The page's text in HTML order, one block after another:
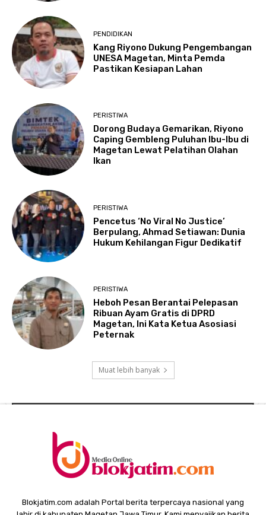
PENDIDIKAN
Kang Riyono Dukung Pengembangan
UNESA Magetan, Minta Pemda
Pastikan Kesiapan Lahan
PERISTIWA
Dorong Budaya Gemarikan, Riyono
Caping Gembleng Puluhan Ibu-Ibu di
Magetan Lewat Pelatihan Olahan
Ikan
PERISTIWA
Pencetus ‘No Viral No Justice’
Berpulang, Ahmad Setiawan: Dunia
Hukum Kehilangan Figur Dedikatif
PERISTIWA
Heboh Pesan Berantai Pelepasan
Ribuan Ayam Gratis di DPRD
Magetan, Ini Kata Ketua Asosiasi
Peternak
Muat lebih banyak
Blokjatim.com adalah Portal berita terpercaya nasional yang